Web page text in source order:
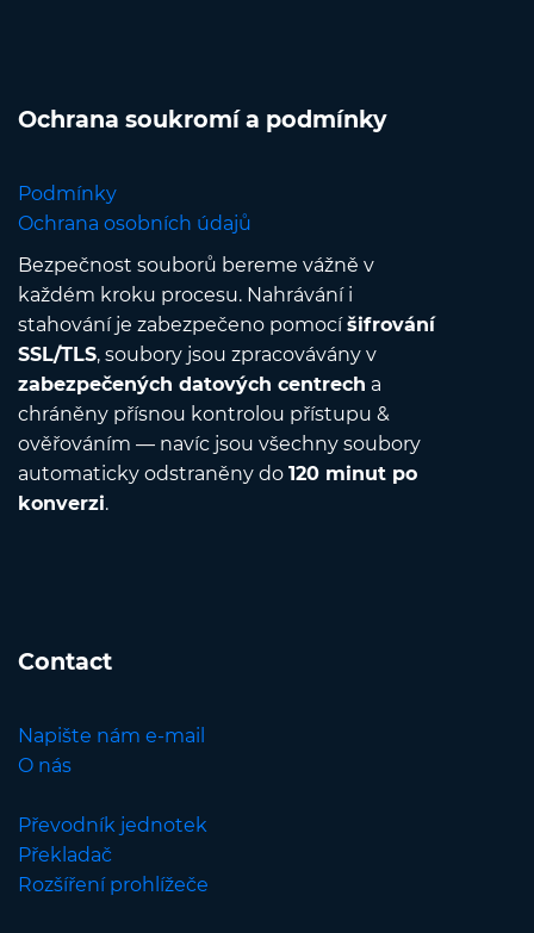
Ochrana soukromí a podmínky
Podmínky
Ochrana osobních údajů
Bezpečnost souborů bereme vážně v
každém kroku procesu. Nahrávání i
stahování je zabezpečeno pomocíšifrování
SSL/TLS, soubory jsou zpracovávány v
zabezpečených datových centrech a
chráněny přísnou kontrolou přístupu &
ověřováním — navíc jsou všechny soubory
automaticky odstraněny do 120 minut po
konverzi.
Contact
Napište nám e-mail
O nás
Převodník jednotek
Překladač
Rozšíření prohlížeče